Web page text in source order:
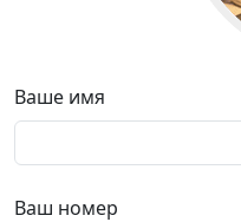
Ваше имя
Ваш номер